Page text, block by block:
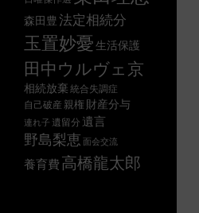
森田豊 法定相続分
玉置妙憂生活保護
田中ウルヴェ京
相続放棄 統合失調症
自己破産 親権 財産分与
連れ子 遺留分 遺言
野島梨恵 面会交流
養育費 高橋龍太郎